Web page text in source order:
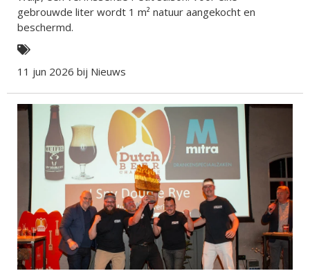
gebrouwde liter wordt 1 m² natuur aangekocht en
beschermd.
11 jun 2026 bij Nieuws